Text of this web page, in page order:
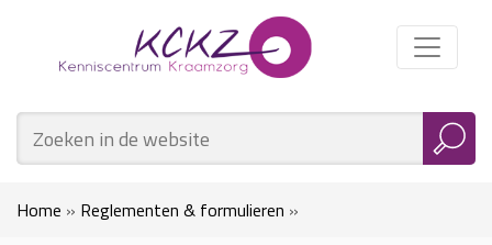
Home » Reglementen & formulieren »